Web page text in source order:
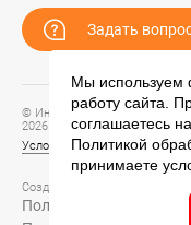
Задать
© Информационный портал
2026
Условия предоставления и
Создание сайта –
Политика обработки
Мы используем
работу сайта.
соглашаетесь
Политикой
принимаете